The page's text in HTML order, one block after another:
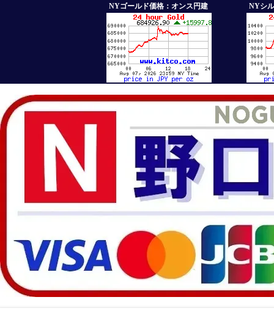
NYゴールド価格：オンス円建 NYシ